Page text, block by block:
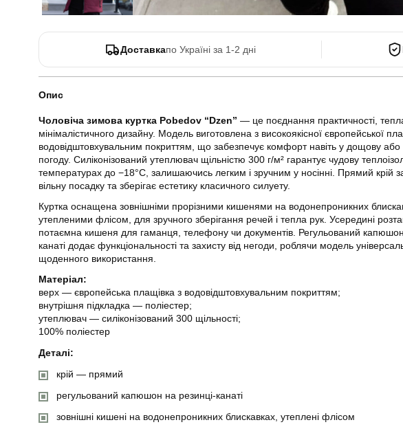
Доставкапо Україні за 1-2 дні
Опис
Чоловіча зимова куртка Pobedov “Dzen” — це поєднання практичності,
мінімалістичного дизайну. Модель виготовлена з високоякісної європейської
водовідштовхувальним покриттям, що забезпечує комфорт навіть у дощову або
погоду. Силіконізований утеплювач щільністю 300 г/м² гарантує чудову
температурах до −18°C, залишаючись легким і зручним у носінні. Прямий крій
вільну посадку та зберігає естетику класичного силуету.
Куртка оснащена зовнішніми прорізними кишенями на водонепроникних
утепленими флісом, для зручного зберігання речей і тепла рук. Усередині
потаємна кишеня для гаманця, телефону чи документів. Регульований
канаті додає функціональності та захисту від негоди, роблячи модель
щоденного використання.
Матеріал:
верх — європейська плащівка з водовідштовхувальним покриттям;
внутрішня підкладка — поліестер;
утеплювач — силіконізований 300 щільності;
100% поліестер
Деталі:
крій — прямий
регульований капюшон на резинці-канаті
зовнішні кишені на водонепроникних блискавках, утеплені флісом